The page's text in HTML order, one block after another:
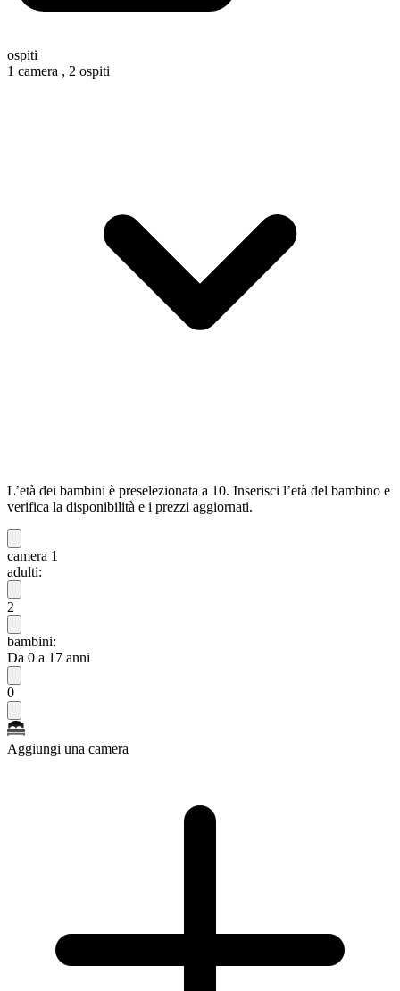
ospiti
1 camera , 2 ospiti
L’età dei bambini è preselezionata a 10. Inserisci l’età del bambino e
verifica la disponibilità e i prezzi aggiornati.
camera 1
adulti:
2
bambini:
Da 0 a 17 anni
0
Aggiungi una camera